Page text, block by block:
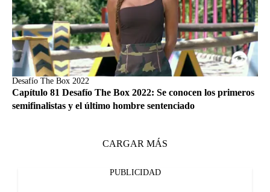
Desafío The Box 2022
Capítulo 81 Desafío The Box 2022: Se conocen los primeros
semifinalistas y el último hombre sentenciado
CARGAR MÁS
PUBLICIDAD